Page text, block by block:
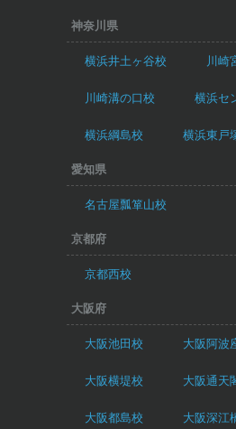
神奈川県
横浜井土ヶ谷校 川崎
川崎溝の口校 横浜セ
横浜綱島校 横浜東戸
愛知県
名古屋瓢箪山校
京都府
京都西校
大阪府
大阪池田校 大阪阿波
大阪横堤校 大阪通天
大阪都島校 大阪深江